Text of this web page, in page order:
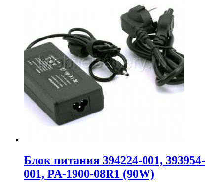
Блок питания 394224-001, 393954-
001, PA-1900-08R1 (90W)